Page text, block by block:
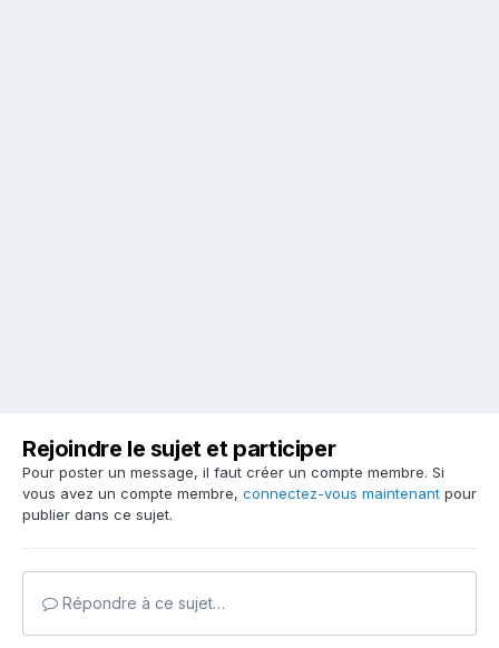
Rejoindre le sujet et participer
Pour poster un message, il faut créer un compte membre. Si
vous avez un compte membre, connectez-vous maintenant pour
publier dans ce sujet.
Répondre à ce sujet…